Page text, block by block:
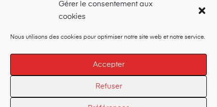
Gérer le consentement aux
cookies
Nous utilisons des cookies pour optimiser notre site web et notre service.
Accepter
Refuser
Le Comité
légales •CGV